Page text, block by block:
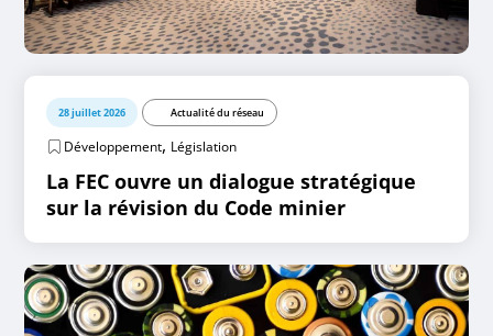
28 juillet 2026 Actualité du réseau
Développement, Législation
La FEC ouvre un dialogue stratégique
sur la révision du Code minier